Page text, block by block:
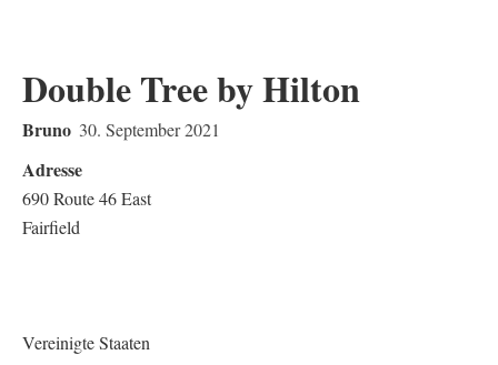
Double Tree by Hilton
Bruno 30. September 2021
Adresse
690 Route 46 East
Fairfield
Vereinigte Staaten